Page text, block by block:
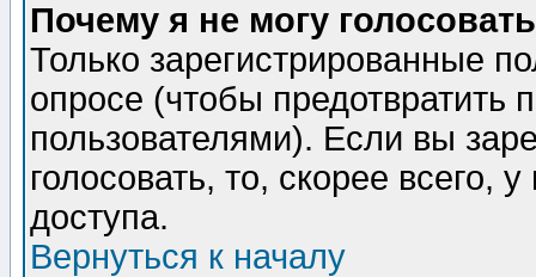
Почему я не могу
Только зарегистрированные
опросе (чтобы предотвратить
пользователями). Если вы
голосовать, то, скорее всего,
доступа.
Вернуться к началу